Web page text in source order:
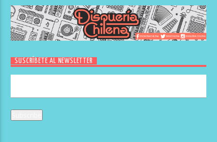
SUSCRÍBETE AL NEWSLETTER